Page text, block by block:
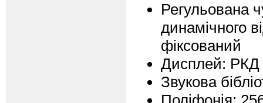
Регульована
динамічного
фіксований
Дисплей: РКД
Звукова